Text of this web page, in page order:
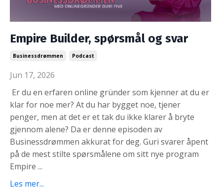
Empire Builder, spørsmål og svar
Businessdrømmen Podcast
Jun 17, 2026
Er du en erfaren online gründer som kjenner at du er
klar for noe mer? At du har bygget noe, tjener
penger, men at det er et tak du ikke klarer å bryte
gjennom alene? Da er denne episoden av
Businessdrømmen akkurat for deg. Guri svarer åpent
på de mest stilte spørsmålene om sitt nye program
Empire ...
Les mer...